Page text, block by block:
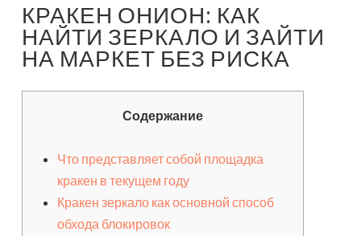
КРАКЕН ОНИОН: КАК
НАЙТИ ЗЕРКАЛО И ЗАЙТИ
НА МАРКЕТ БЕЗ РИСКА
Содержание
Что представляет собой площадка
кракен в текущем году
Кракен зеркало как основной способ
обхода блокировок